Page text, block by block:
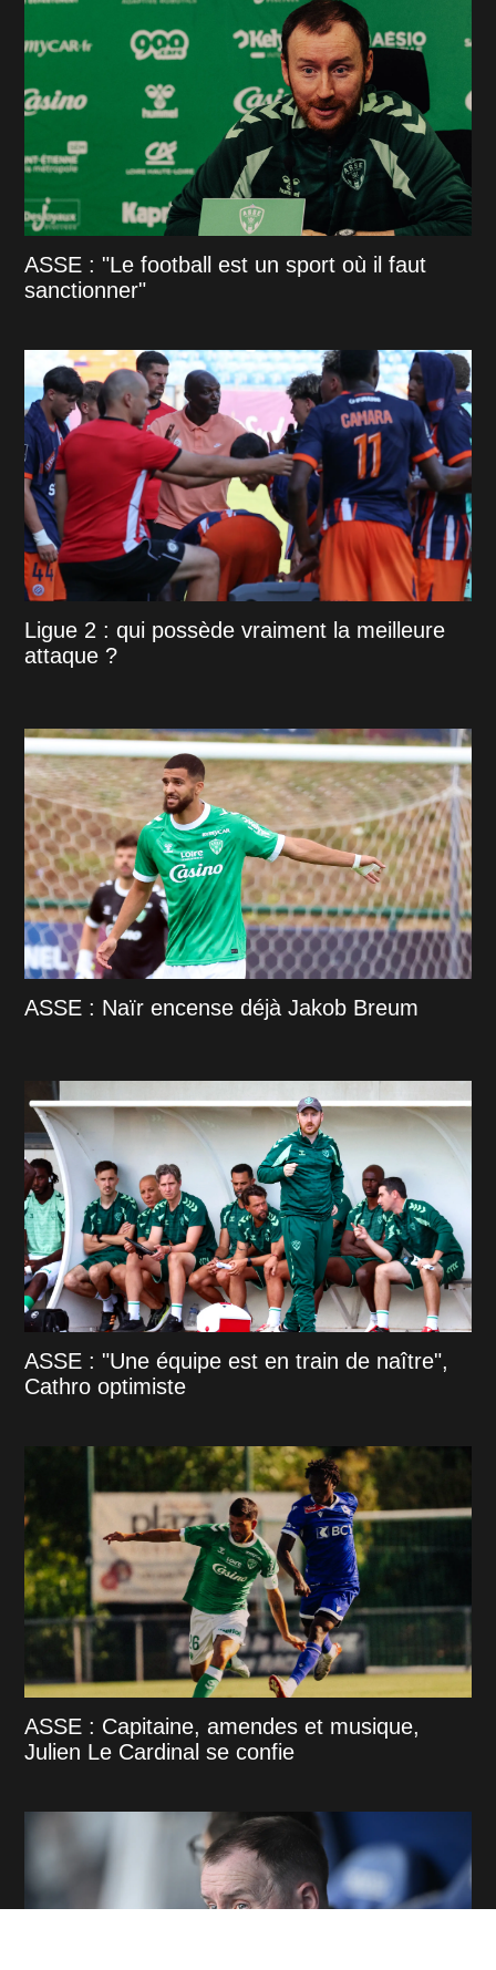
ASSE : "Le football est un sport où il faut
sanctionner"
Ligue 2 : qui possède vraiment la meilleure
attaque ?
ASSE : Naïr encense déjà Jakob Breum
ASSE : "Une équipe est en train de naître",
Cathro optimiste
ASSE : Capitaine, amendes et musique,
Julien Le Cardinal se confie